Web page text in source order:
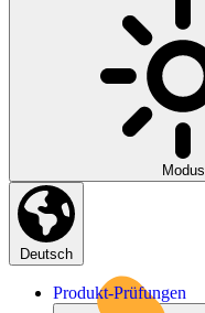
Modus
Deutsch
Produkt-Prüfungen